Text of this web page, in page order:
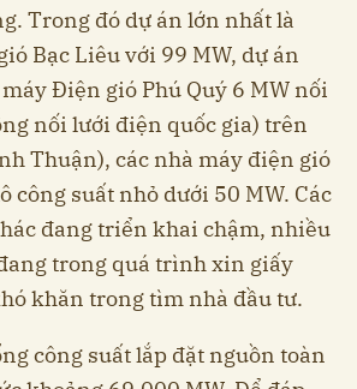
Trong đó dự án lớn nhất là
Bạc Liêu với 99 MW, dự án
Điện gió Phú Quý 6 MW nối
nối lưới điện quốc gia) trên
Thuận), các nhà máy điện gió
công suất nhỏ dưới 50 MW. Các
đang triển khai chậm, nhiều
trong quá trình xin giấy
khăn trong tìm nhà đầu tư.
công suất lắp đặt nguồn toàn